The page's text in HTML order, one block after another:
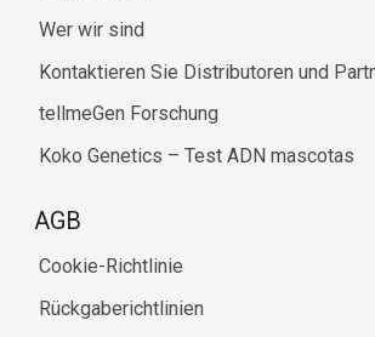
Wer wir sind
Kontaktieren Sie Distributoren und
tellmeGen Forschung
Koko Genetics – Test ADN mascotas
AGB
Cookie-Richtlinie
Rückgaberichtlinien